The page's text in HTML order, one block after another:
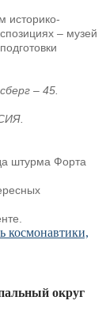
историко-
– музей
– 45.
штурма Форта
округ